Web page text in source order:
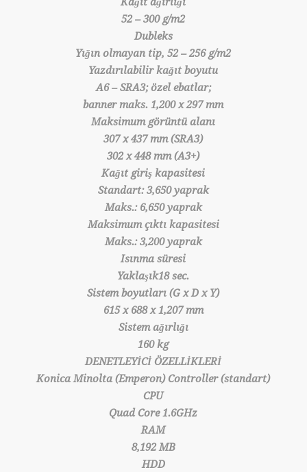
52 – 300 g/m2
Dubleks
Yığın olmayan tip, 52 – 256 g/m2
Yazdırılabilir kağıt boyutu
A6 – SRA3; özel ebatlar;
banner maks. 1,200 x 297 mm
Maksimum görüntü alanı
307 x 437 mm (SRA3)
302 x 448 mm (A3+)
Kağıt giriş kapasitesi
Standart: 3,650 yaprak
Maks.: 6,650 yaprak
Maksimum çıktı kapasitesi
Maks.: 3,200 yaprak
Isınma süresi
Yaklaşık18 sec.
Sistem boyutları (G x D x Y)
615 x 688 x 1,207 mm
Sistem ağırlığı
160 kg
DENETLEYİCİ ÖZELLİKLERİ
Konica Minolta (Emperon) Controller (standart)
CPU
Quad Core 1.6GHz
RAM
8,192 MB
HDD